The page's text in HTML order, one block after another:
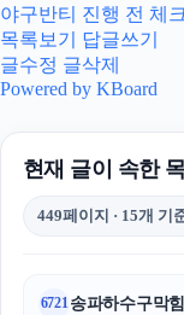
야구반티 진행 전 체
목록보기
답글쓰기
글수정 글삭제
Powered by KBoard
현재 글이 속한
449페이지 · 15개 기
6721송파하수구막